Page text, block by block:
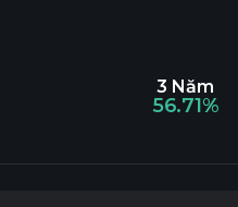
3 Năm
56.71%